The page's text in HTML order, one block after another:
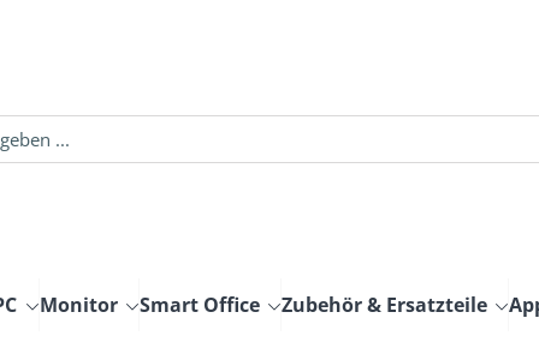
Monitor Smart Office Zubehör & Ersatzteile